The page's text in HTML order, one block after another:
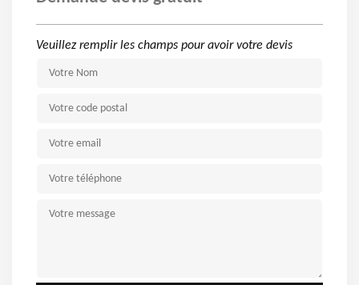
Veuillez remplir les champs pour avoir votre devis